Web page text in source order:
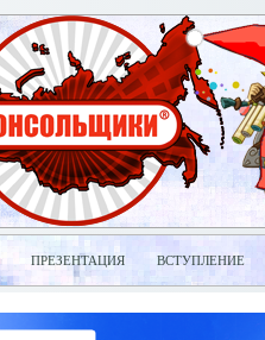
ПРЕЗЕНТАЦИЯ ВСТУПЛЕНИЕ